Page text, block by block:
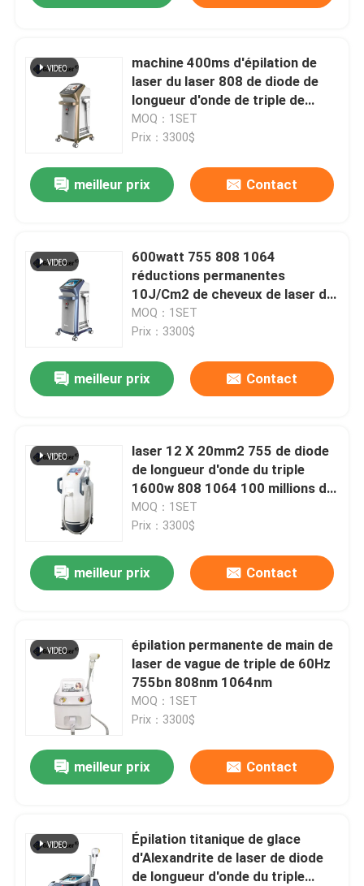
machine 400ms d'épilation de
laser du laser 808 de diode de
longueur d'onde de triple de
120J 10Hz
MOQ：1SET
Prix：3300$
meilleur prix Contact
600watt 755 808 1064
réductions permanentes
10J/Cm2 de cheveux de laser de
longueur d'onde triple de diode
MOQ：1SET
Prix：3300$
meilleur prix Contact
laser 12 X 20mm2 755 de diode
de longueur d'onde du triple
1600w 808 1064 100 millions de
tirs
MOQ：1SET
Prix：3300$
meilleur prix Contact
épilation permanente de main de
laser de vague de triple de 60Hz
755bn 808nm 1064nm
MOQ：1SET
Prix：3300$
meilleur prix Contact
Épilation titanique de glace
d'Alexandrite de laser de diode
de longueur d'onde du triple